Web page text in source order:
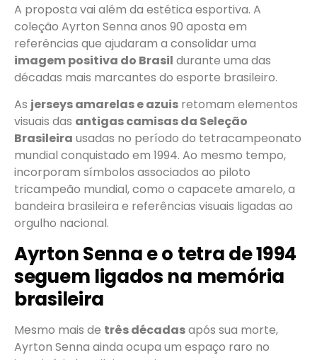
A proposta vai além da estética esportiva. A
coleção Ayrton Senna anos 90 aposta em
referências que ajudaram a consolidar uma
imagem positiva do Brasil durante uma das
décadas mais marcantes do esporte brasileiro.
As jerseys amarelas e azuis retomam elementos
visuais das antigas camisas da Seleção
Brasileira usadas no período do tetracampeonato
mundial conquistado em 1994. Ao mesmo tempo,
incorporam símbolos associados ao piloto
tricampeão mundial, como o capacete amarelo, a
bandeira brasileira e referências visuais ligadas ao
orgulho nacional.
Ayrton Senna e o tetra de 1994
seguem ligados na memória
brasileira
Mesmo mais de três décadasapós sua morte,
Ayrton Senna ainda ocupa um espaço raro no